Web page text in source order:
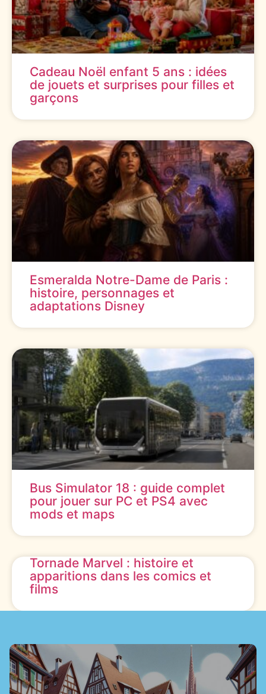
Cadeau Noël enfant 5 ans : idées
de jouets et surprises pour filles et
garçons
Esmeralda Notre-Dame de Paris :
histoire, personnages et
adaptations Disney
Bus Simulator 18 : guide complet
pour jouer sur PC et PS4 avec
mods et maps
Tornade Marvel : histoire et
apparitions dans les comics et
films